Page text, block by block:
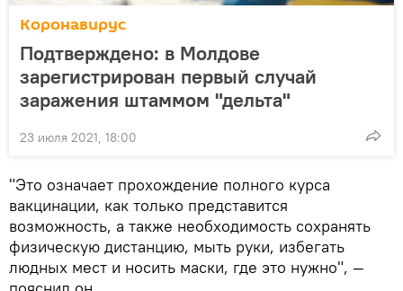
Коронавирус
Подтверждено: в Молдове
зарегистрирован первый случай
заражения штаммом "дельта"
23 июля 2021, 18:00
"Это означает прохождение полного курса
вакцинации, как только представится
возможность, а также необходимость сохранять
физическую дистанцию, мыть руки, избегать
людных мест и носить маски, где это нужно", —